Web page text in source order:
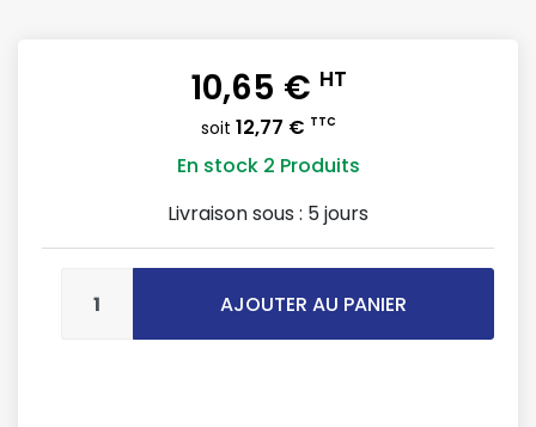
10,65 € HT
soit 12,77 € TTC
En stock 2 Produits
Livraison sous : 5 jours
AJOUTER AU PANIER